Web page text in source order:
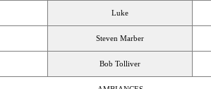
Luke
Steven Marber
Bob Tolliver